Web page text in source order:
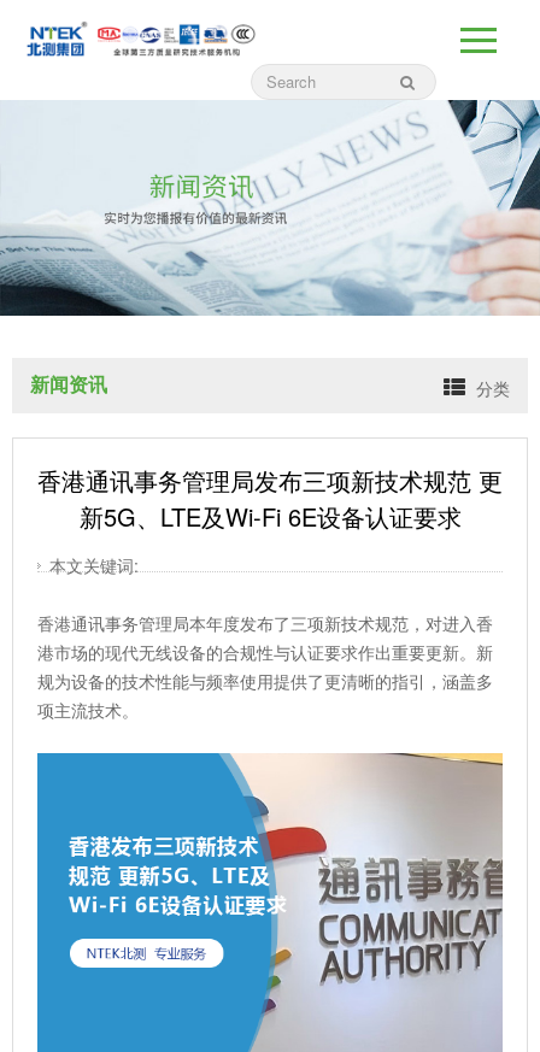
新闻资讯 分类
香港通讯事务管理局发布三项新技术规范 更
新5G、LTE及Wi-Fi 6E设备认证要求
本文关键词:
香港通讯事务管理局本年度发布了三项新技术规范，对进入香
港市场的现代无线设备的合规性与认证要求作出重要更新。新
规为设备的技术性能与频率使用提供了更清晰的指引，涵盖多
项主流技术。